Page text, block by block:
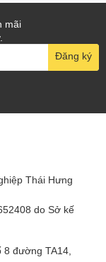
chắc chắn, và
là sự lựa
cụ vận chuyển
kế thông minh và
một đối tác đắc lực
mãi
Đăng ký
Thái Hưng
do Sở kế
đường TA14,